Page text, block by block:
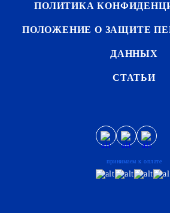
ПОЛИТИКА
ПОЛОЖЕНИЕ О ЗАЩИТЕ
ДАННЫХ
СТАТЬИ
принимаем к оплате